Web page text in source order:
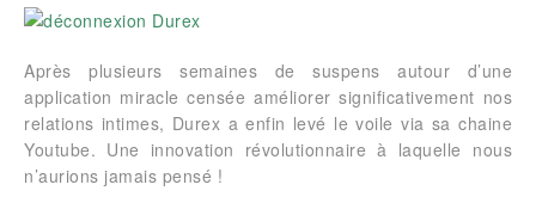
Après plusieurs semaines de suspens autour d’une
application miracle censée améliorer significativement nos
relations intimes, Durex a enfin levé le voile via sa chaine
Youtube. Une innovation révolutionnaire à laquelle nous
n’aurions jamais pensé !